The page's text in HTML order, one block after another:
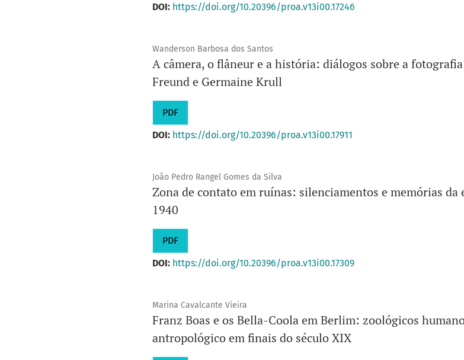
DOI: https://doi.org/10.20396/proa.v13i00.17246
Wanderson Barbosa dos Santos
A câmera, o flâneur e a história: diálogos sobre a
Freund e Germaine Krull
PDF
DOI: https://doi.org/10.20396/proa.v13i00.17911
João Pedro Rangel Gomes da Silva
Zona de contato em ruínas: silenciamentos e memórias da
1940
PDF
DOI: https://doi.org/10.20396/proa.v13i00.17309
Marina Cavalcante Vieira
Franz Boas e os Bella-Coola em Berlim: zoológicos
antropológico em finais do século XIX